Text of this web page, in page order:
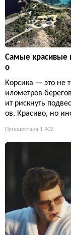
Самые красивые
о
Корсика — это не
илометров
ит рискнуть
ов. Красиво, но
Путешествия 1 902